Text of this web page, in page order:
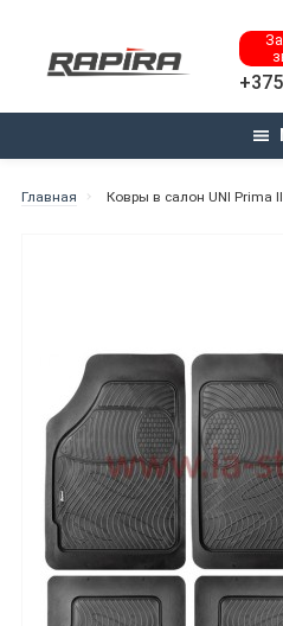
Главная Ковры в салон UNI Prima